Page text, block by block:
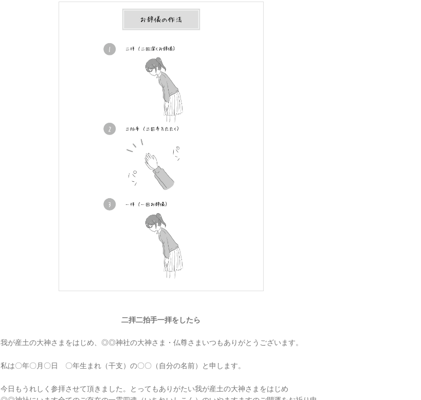
二拝二拍手一拝をしたら
我が産土の大神さまをはじめ、◎◎神社の大神さま・仏尊さまいつもありがとうございます。
私は〇年〇月〇日 〇年生まれ（干支）の〇〇（自分の名前）と申します。
今日もうれしく参拝させて頂きました。とってもありがたい我が産土の大神さまをはじめ